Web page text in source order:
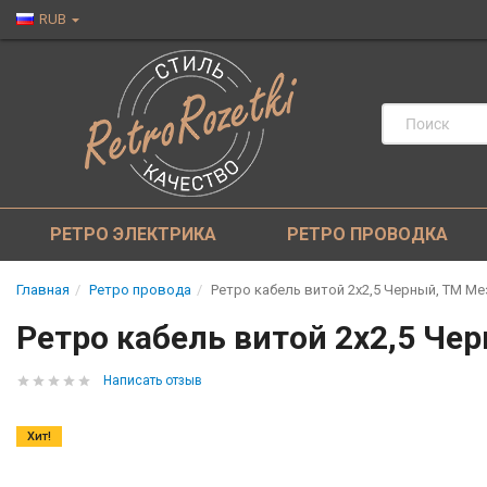
RUB
РЕТРО ЭЛЕКТРИКА РЕТРО ПРОВОДКА
Главная Ретро провода Ретро кабель витой 2x2,5 Черный, ТМ
Ретро кабель витой 2x2,5
Написать отзыв
Хит!